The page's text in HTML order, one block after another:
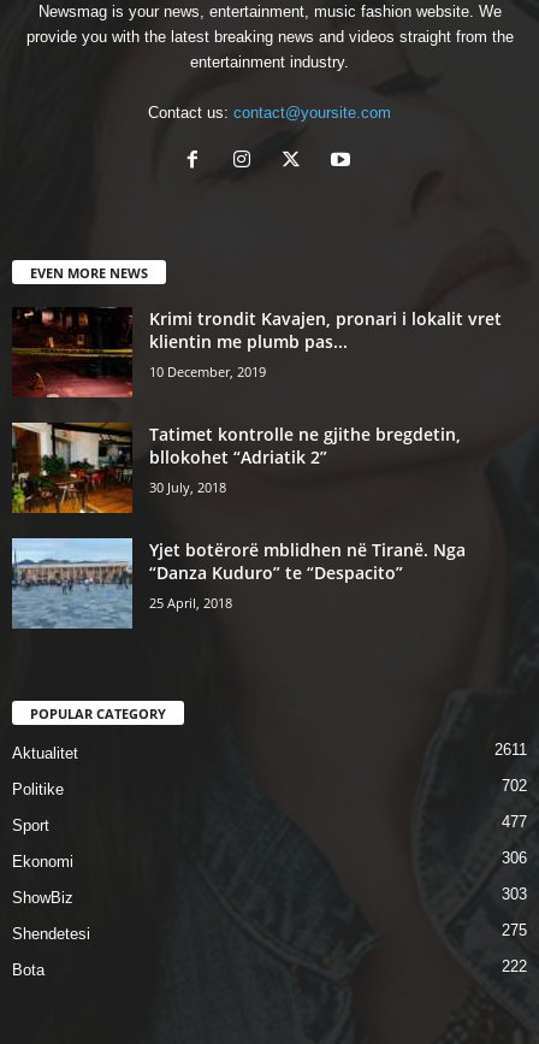
Newsmag is your news, entertainment, music fashion website. We
provide you with the latest breaking news and videos straight from the
entertainment industry.
Contact us: contact@yoursite.com
EVEN MORE NEWS
Krimi trondit Kavajen, pronari i lokalit vret
klientin me plumb pas...
10 December, 2019
Tatimet kontrolle ne gjithe bregdetin,
bllokohet “Adriatik 2”
30 July, 2018
Yjet botërorë mblidhen në Tiranë. Nga
“Danza Kuduro” te “Despacito”
25 April, 2018
POPULAR CATEGORY
Aktualitet 2611
Politike 702
Sport 477
Ekonomi 306
ShowBiz 303
Shendetesi 275
Bota 222